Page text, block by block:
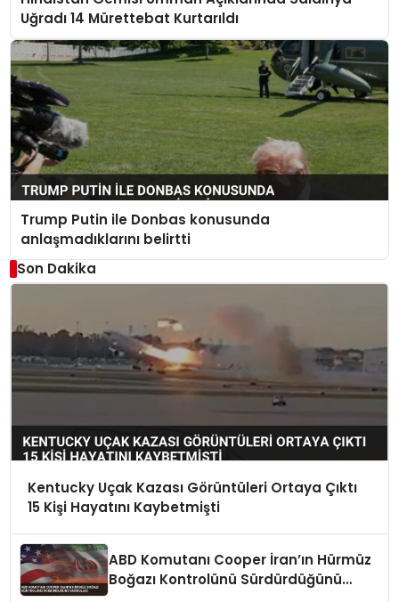
Uğradı 14 Mürettebat Kurtarıldı
Trump Putin ile Donbas konusunda
anlaşmadıklarını belirtti
Son Dakika
Kentucky Uçak Kazası Görüntüleri Ortaya Çıktı
15 Kişi Hayatını Kaybetmişti
ABD Komutanı Cooper İran’ın Hürmüz
Boğazı Kontrolünü Sürdürdüğünü